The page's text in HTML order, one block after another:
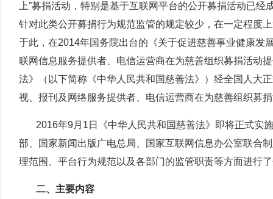
上”募捐活动，特别是基于互联网平台的公开募捐活动已
针对此类公开募捐行为规范监管的规定较少，在一定程度
于此，在2014年国务院出台的《关于促进慈善事业健康发
联网信息服务提供者、电信运营商在为慈善组织募捐活动
法》（以下简称《中华人民共和国慈善法》）经全国人大
视、报刊及网络服务提供者、电信运营商在为慈善组织募
2016年9月1日《中华人民共和国慈善法》即将正式实
部、国家新闻出版广电总局、国家互联网信息办公室联合
理范围、平台行为规范以及各部门的监管职责等方面进行
二、主要内容